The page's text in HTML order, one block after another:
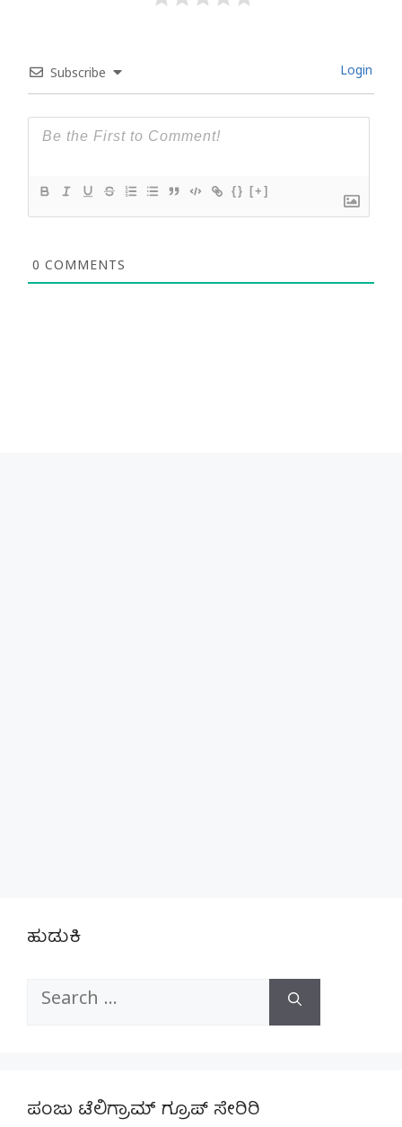
Subscribe Login
{} [+]
0 COMMENTS
ಹುಡುಕಿ
Search
ಪಂಜು ಟೆಲಿಗ್ರಾಮ್ ಗ್ರೂಪ್ ಸೇರಿರಿ